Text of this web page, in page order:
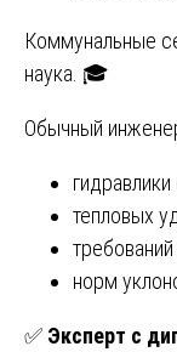
Коммунальные
наука. 🎓
Обычный
тепловых
норм
✅ Эксперт с